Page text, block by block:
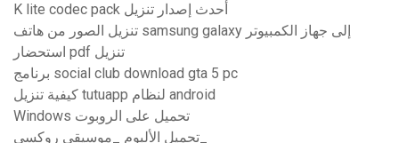
K lite codec pack أحدث إصدار تنزيل
تنزيل الصور من هاتف samsung galaxy إلى جهاز الكمبيوتر
استحضار pdf تنزيل
برنامج social club download gta 5 pc
كيفية تنزيل tutuapp لنظام android
Windows تحميل على الروبوت